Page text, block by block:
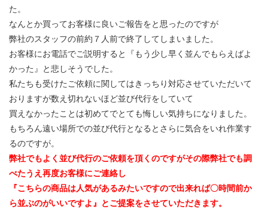
た。
なんとか買ってお客様に良いご報告をと思ったのですが
弊社のスタッフの前約７人前で終了してしまいました。
お客様にお電話でご説明すると『もう少し早く並んでもらえばよ
かった』と悲しそうでした。
私たちも受けたご依頼に関してはきっちり対応させていただいて
おりますが数え切れないほど並び代行をしていて
買えなかったことは初めてでとても悔しい気持ちになりました。
もちろん遠い場所での並び代行となるとさらに気合をいれ作業す
るのですが。
弊社でもよく並び代行のご依頼を頂くのですがその際弊社でも調
べたうえ再度お客様にご連絡し
『こちらの商品は人気があるみたいですので出来れば〇時間前か
ら並ぶのがいいですよ』とご提案をさせていただきます。